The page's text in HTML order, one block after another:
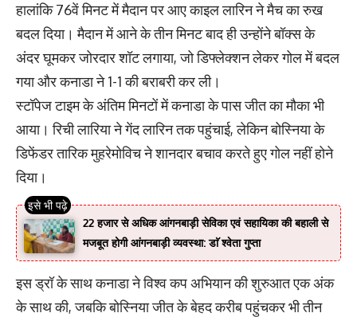
हालांकि 76वें मिनट में मैदान पर आए काइल लारिन ने मैच का रुख
बदल दिया। मैदान में आने के तीन मिनट बाद ही उन्होंने बॉक्स के
अंदर घूमकर जोरदार शॉट लगाया, जो डिफ्लेक्शन लेकर गोल में बदल
गया और कनाडा ने 1-1 की बराबरी कर ली।
स्टॉपेज टाइम के अंतिम मिनटों में कनाडा के पास जीत का मौका भी
आया। रिची लारिया ने गेंद लारिन तक पहुंचाई, लेकिन बोस्निया के
डिफेंडर तारिक मुहरेमोविच ने शानदार बचाव करते हुए गोल नहीं होने
दिया।
22 हजार से अधिक आंगनबाड़ी सेविका एवं सहायिका की बहाली से
मजबूत होगी आंगनबाड़ी व्यवस्था: डाॅ श्वेता गुप्ता
इस ड्रॉ के साथ कनाडा ने विश्व कप अभियान की शुरुआत एक अंक
के साथ की, जबकि बोस्निया जीत के बेहद करीब पहुंचकर भी तीन